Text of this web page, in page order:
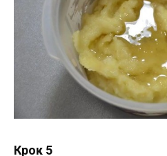
Крок 5